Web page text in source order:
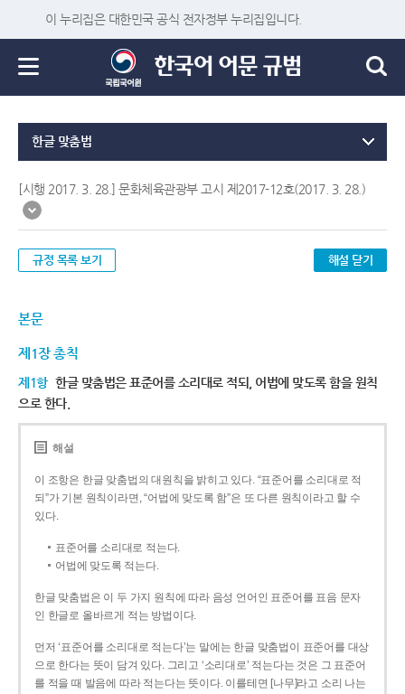
이 누리집은 대한민국 공식 전자정부 누리집입니다.
한글 맞춤법
[시행 2017. 3. 28.] 문화체육관광부 고시 제2017-12호(2017. 3. 28.)
규정 목록 보기 해설 닫기
본문
제1장 총칙
제1항 한글 맞춤법은 표준어를 소리대로 적되, 어법에 맞도록 함을 원칙
으로 한다.
해설
이 조항은 한글 맞춤법의 대원칙을 밝히고 있다. “표준어를 소리대로 적
되”가 기본 원칙이라면, “어법에 맞도록 함”은 또 다른 원칙이라고 할 수
있다.
표준어를 소리대로 적는다.
어법에 맞도록 적는다.
한글 맞춤법은 이 두 가지 원칙에 따라 음성 언어인 표준어를 표음 문자
인 한글로 올바르게 적는 방법이다.
먼저 ‘표준어를 소리대로 적는다’는 말에는 한글 맞춤법이 표준어를 대상
으로 한다는 뜻이 담겨 있다. 그리고 ‘소리대로’ 적는다는 것은 그 표준어
를 적을 때 발음에 따라 적는다는 뜻이다. 이를테면 [나무]라고 소리 나는